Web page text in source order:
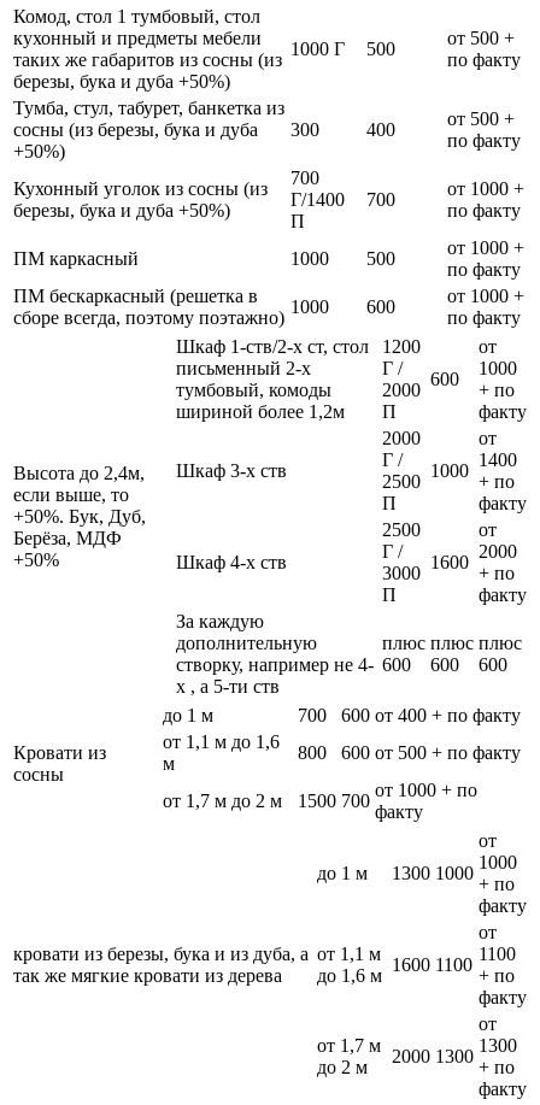
Комод, стол 1 тумбовый, стол
кухонный и предметы мебели
таких же габаритов из сосны (из
березы, бука и дуба +50%)
1000 Г 500
от 500 +
по факту
Тумба, стул, табурет, банкетка из
сосны (из березы, бука и дуба
+50%)
300 400
от 500 +
по факту
Кухонный уголок из сосны (из
березы, бука и дуба +50%)
700
Г/1400
П
700
от 1000 +
по факту
ПМ каркасный 1000 500
от 1000 +
по факту
ПМ бескаркасный (решетка в
сборе всегда, поэтому поэтажно)
1000 600
от 1000 +
по факту
Высота до 2,4м,
если выше, то
+50%. Бук, Дуб,
Берёза, МДФ
+50%
Шкаф 1-ств/2-х ст, стол
письменный 2-х
тумбовый, комоды
шириной более 1,2м
1200
Г /
2000
П
600
от
1000
+ по
факту
Шкаф 3-х ств
2000
Г /
2500
П
1000
от
1400
+ по
факту
Шкаф 4-х ств
2500
Г /
3000
П
1600
от
2000
+ по
факту
За каждую
дополнительную
створку, например не 4-
х , а 5-ти ств
плюс
600
плюс
600
плюс
600
Кровати из
сосны
до 1 м 700 600 от 400 + по факту
от 1,1 м до 1,6
м
800 600 от 500 + по факту
от 1,7 м до 2 м 1500 700
от 1000 + по
факту
кровати из березы, бука и из дуба, а
так же мягкие кровати из дерева
до 1 м 1300 1000
от
1000
+ по
факту
от 1,1 м
до 1,6 м
1600 1100
от
1100
+ по
факту
от 1,7 м
до 2 м
2000 1300
от
1300
+ по
факту